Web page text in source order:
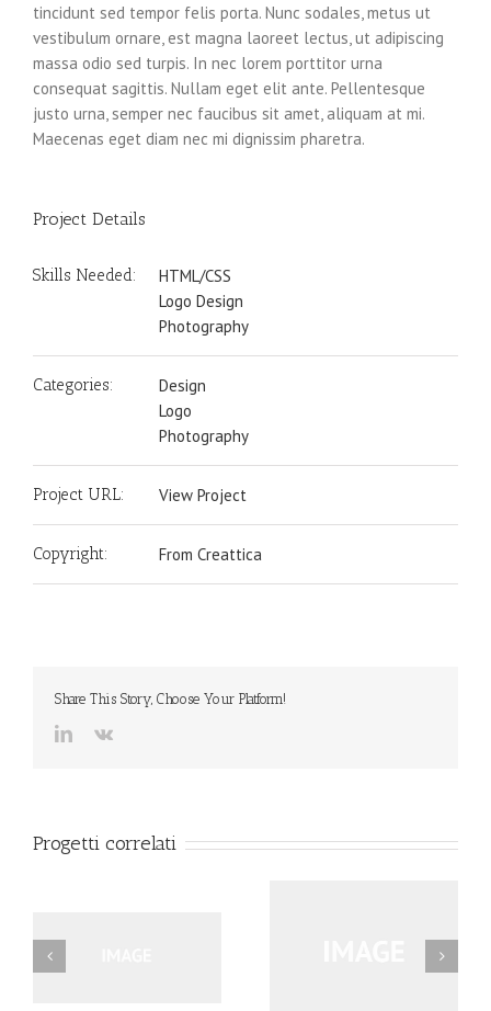
tincidunt sed tempor felis porta. Nunc sodales, metus ut
vestibulum ornare, est magna laoreet lectus, ut adipiscing
massa odio sed turpis. In nec lorem porttitor urna
consequat sagittis. Nullam eget elit ante. Pellentesque
justo urna, semper nec faucibus sit amet, aliquam at mi.
Maecenas eget diam nec mi dignissim pharetra.
Project Details
Skills Needed:
HTML/CSS
Logo Design
Photography
Categories:
Design
Logo
Photography
Project URL: View Project
Copyright: From Creattica
Share This Story, Choose Your Platform!
LinkedIn
Vk
Progetti correlati